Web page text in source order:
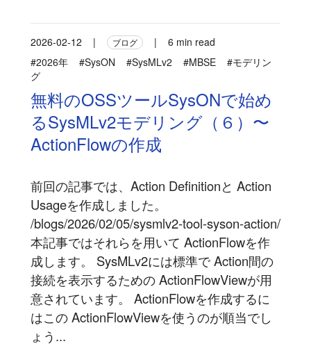
2026-02-12 | ブログ |
6 min read
#2026年
#SysON #SysMLv2 #MBSE
#モデリン
グ
無料のOSSツールSysONで始め
るSysMLv2モデリング（６）〜
ActionFlowの作成
前回の記事では、Action Definitionと Action
Usageを作成しました。
/blogs/2026/02/05/sysmlv2-tool-syson-action/
本記事ではそれらを用いて ActionFlowを作
成します。 SysMLv2には標準で Action間の
接続を表示するための ActionFlowViewが用
意されています。 ActionFlowを作成するに
はこの ActionFlowViewを使うのが順当でし
ょう...